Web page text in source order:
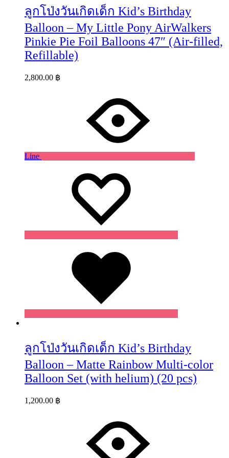
ลูกโป่งวันเกิดเด็ก Kid’s Birthday
Balloon – My Little Pony AirWalkers
Pinkie Pie Foil Balloons 47″ (Air-filled,
Refillable)
2,800.00 ฿
Line
ลูกโป่งวันเกิดเด็ก Kid’s Birthday
Balloon – Matte Rainbow Multi-color
Balloon Set (with helium) (20 pcs)
1,200.00 ฿